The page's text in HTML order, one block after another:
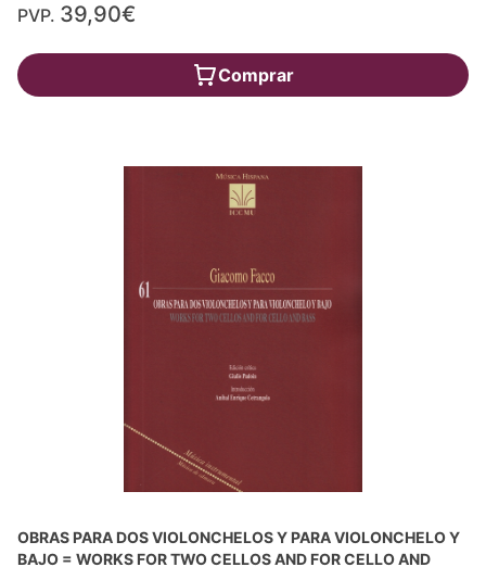
PVP. 39,90€
Comprar
OBRAS PARA DOS VIOLONCHELOS Y PARA VIOLONCHELO Y
BAJO = WORKS FOR TWO CELLOS AND FOR CELLO AND